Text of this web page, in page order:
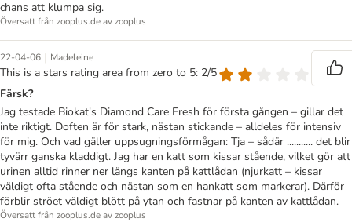
chans att klumpa sig.
Översatt från zooplus.de av zooplus
22-04-06 | Madeleine
This is a stars rating area from zero to 5: 2/5
Färsk?
Jag testade Biokat's Diamond Care Fresh för första gången – gillar det
inte riktigt. Doften är för stark, nästan stickande – alldeles för intensiv
för mig. Och vad gäller uppsugningsförmågan: Tja – sådär ........... det blir
tyvärr ganska kladdigt. Jag har en katt som kissar stående, vilket gör att
urinen alltid rinner ner längs kanten på kattlådan (njurkatt – kissar
väldigt ofta stående och nästan som en hankatt som markerar). Därför
förblir ströet väldigt blött på ytan och fastnar på kanten av kattlådan.
Översatt från zooplus.de av zooplus